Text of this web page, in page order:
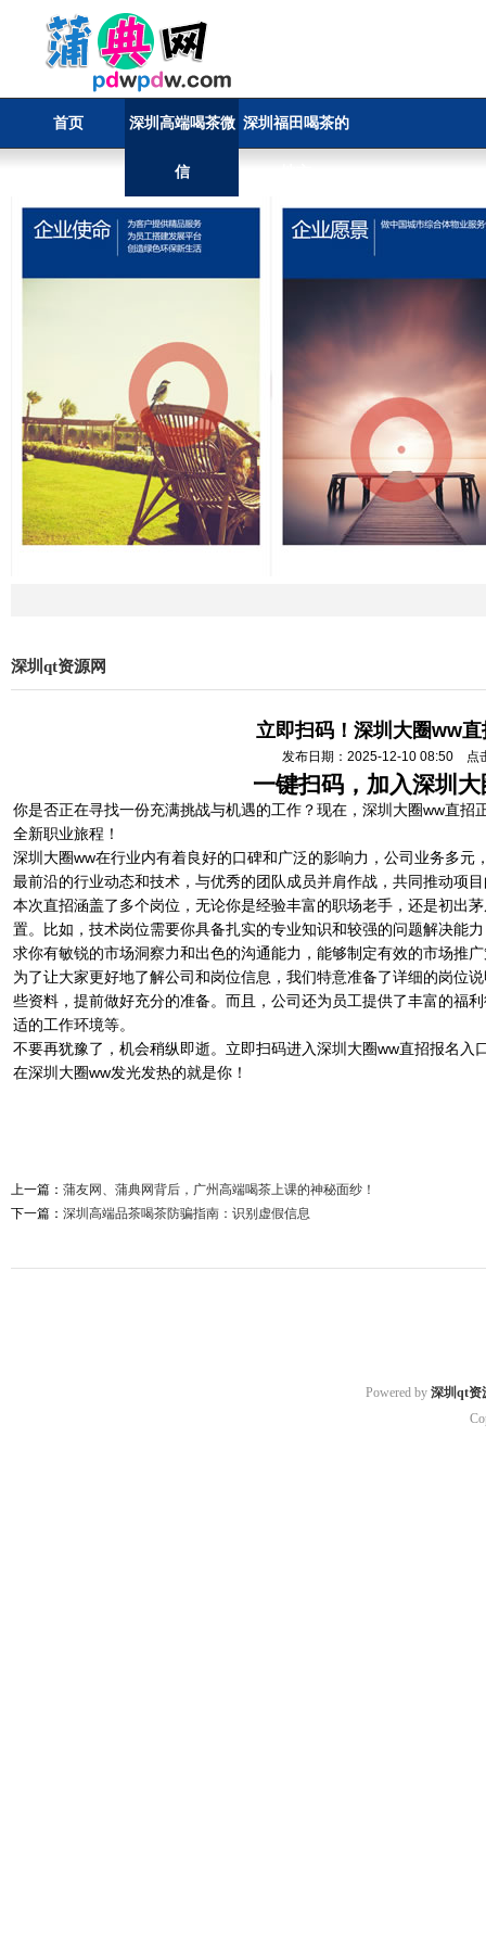
首页 深圳高端喝茶微
信
深圳福田喝茶的
深圳qt资源网
立即扫码！深圳大圈ww
发布日期：2025-12-10 08:50 点
一键扫码，加入深圳
你是否正在寻找一份充满挑战与机遇的工作？现在，深圳大圈ww直招
全新职业旅程！
深圳大圈ww在行业内有着良好的口碑和广泛的影响力，公司业务多元
最前沿的行业动态和技术，与优秀的团队成员并肩作战，共同推动项
本次直招涵盖了多个岗位，无论你是经验丰富的职场老手，还是初出
置。比如，技术岗位需要你具备扎实的专业知识和较强的问题解决能
求你有敏锐的市场洞察力和出色的沟通能力，能够制定有效的市场推
为了让大家更好地了解公司和岗位信息，我们特意准备了详细的岗位
些资料，提前做好充分的准备。而且，公司还为员工提供了丰富的福
适的工作环境等。
不要再犹豫了，机会稍纵即逝。立即扫码进入深圳大圈ww直招报名入
在深圳大圈ww发光发热的就是你！
上一篇： 蒲友网、蒲典网背后，广州高端喝茶上课的神秘面纱！
下一篇： 深圳高端品茶喝茶防骗指南：识别虚假信息
Powered by 深圳qt资